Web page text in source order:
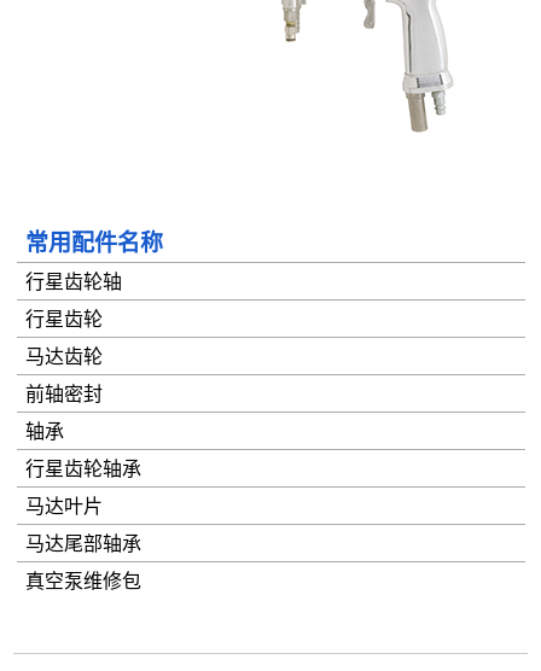
常用配件名称
行星齿轮轴
行星齿轮
马达齿轮
前轴密封
轴承
行星齿轮轴承
马达叶片
马达尾部轴承
真空泵维修包